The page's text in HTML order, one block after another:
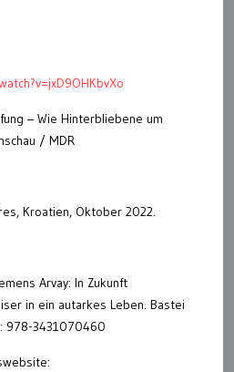
– Wie Hinterbliebene um
/ MDR
Kroatien, Oktober 2022.
Arvay: In Zukunft
in ein autarkes Leben. Bastei
978-3431070460